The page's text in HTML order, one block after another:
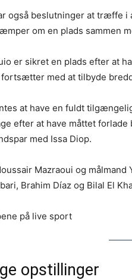
også beslutninger at træffe i
om en plads sammen
er sikret en plads efter at
fortsætter med at tilbyde
at have en fuldt
efter at have måttet
med Issa Diop.
Mazraoui og
Brahim Díaz og Bilal El
på live sport
opstillinger